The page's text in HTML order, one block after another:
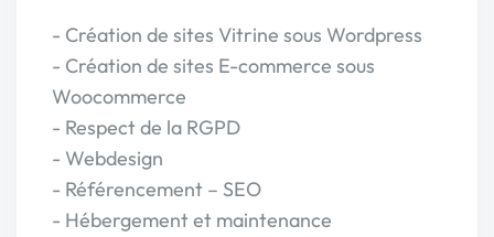
- Création de sites Vitrine sous Wordpress
- Création de sites E-commerce sous
Woocommerce
- Respect de la RGPD
- Webdesign
- Référencement – SEO
- Hébergement et maintenance